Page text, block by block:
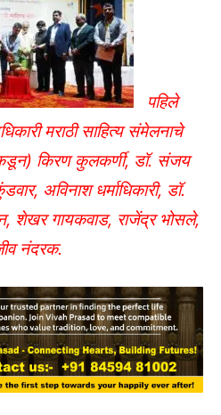
पहिले
मराठी साहित्य संमेलनाचे
किरण कुलकर्णी, डॉ. संजय
अविनाश धर्माधिकारी, डॉ.
शेखर गायकवाड, राजेंद्र भोसले,
नंदरक.